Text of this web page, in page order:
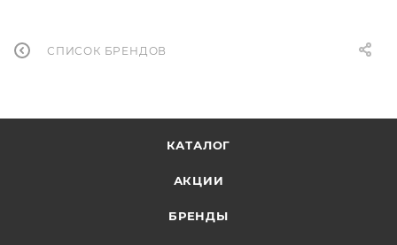
СПИСОК БРЕНДОВ
КАТАЛОГ
АКЦИИ
БРЕНДЫ